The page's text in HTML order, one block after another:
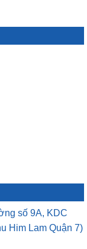
số 9A, KDC
Him Lam Quận 7)